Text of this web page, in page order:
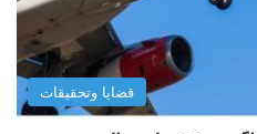
قضايا وتحقيقات